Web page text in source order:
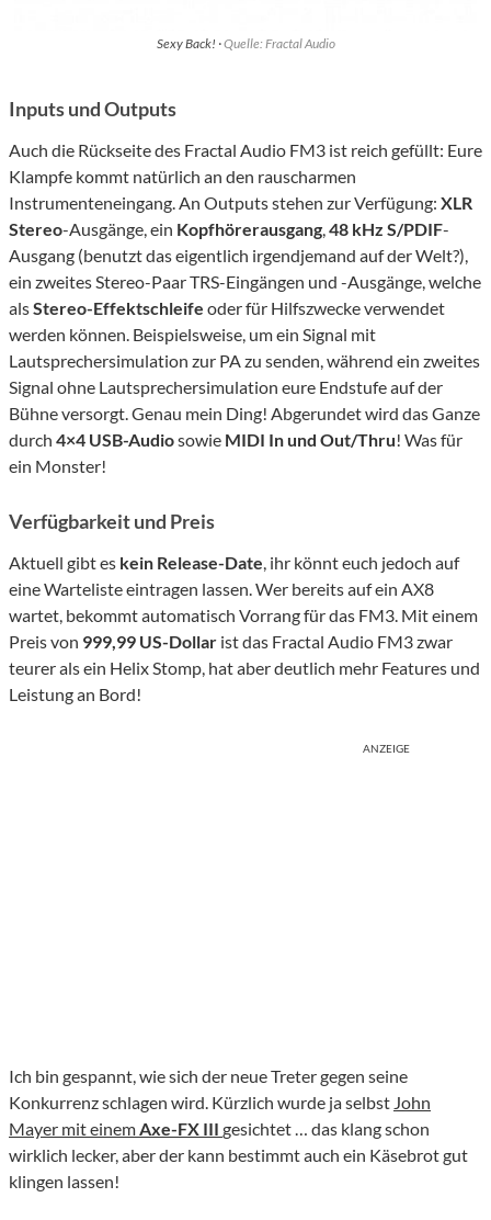
Sexy Back! ·Quelle: Fractal Audio
Inputs und Outputs
Auch die Rückseite des Fractal Audio FM3 ist reich gefüllt: Eure
Klampfe kommt natürlich an den rauscharmen
Instrumenteneingang. An Outputs stehen zur Verfügung: XLR
Stereo-Ausgänge, ein Kopfhörerausgang,48 kHz S/PDIF-
Ausgang (benutzt das eigentlich irgendjemand auf der Welt?),
ein zweites Stereo-Paar TRS-Eingängen und -Ausgänge, welche
alsStereo-Effektschleife oder für Hilfszwecke verwendet
werden können. Beispielsweise, um ein Signal mit
Lautsprechersimulation zur PA zu senden, während ein zweites
Signal ohne Lautsprechersimulation eure Endstufe auf der
Bühne versorgt. Genau mein Ding! Abgerundet wird das Ganze
durch 4×4 USB-Audiosowie MIDI In und Out/Thru! Was für
ein Monster!
Verfügbarkeit und Preis
Aktuell gibt es kein Release-Date, ihr könnt euch jedoch auf
eine Warteliste eintragen lassen. Wer bereits auf ein AX8
wartet, bekommt automatisch Vorrang für das FM3. Mit einem
Preis von 999,99 US-Dollar ist das Fractal Audio FM3 zwar
teurer als ein Helix Stomp, hat aber deutlich mehr Features und
Leistung an Bord!
ANZEIGE
Ich bin gespannt, wie sich der neue Treter gegen seine
Konkurrenz schlagen wird. Kürzlich wurde ja selbst John
Mayer mit einemAxe-FX III gesichtet … das klang schon
wirklich lecker, aber der kann bestimmt auch ein Käsebrot gut
klingen lassen!